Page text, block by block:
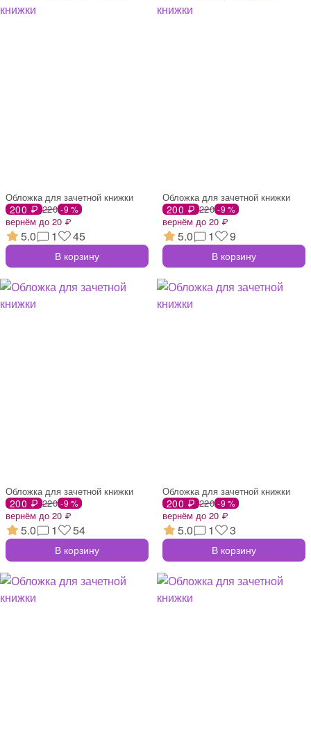
Обложка для зачетной книжки
200 ₽ 220 -9 %
вернём до 20 ₽
5.0 1 45
В корзину
Обложка для зачетной книжки
200 ₽ 220 -9 %
вернём до 20 ₽
5.0 1 9
В корзину
Обложка для зачетной книжки
200 ₽ 220 -9 %
вернём до 20 ₽
5.0 1 54
В корзину
Обложка для зачетной книжки
200 ₽ 220 -9 %
вернём до 20 ₽
5.0 1 3
В корзину